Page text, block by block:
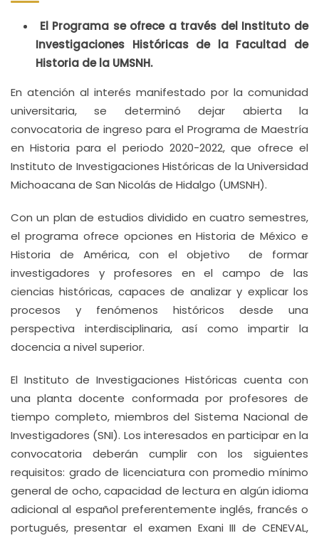
El Programa se ofrece a través del Instituto de
Investigaciones Históricas de la Facultad de
Historia de la UMSNH.
En atención al interés manifestado por la comunidad
universitaria, se determinó dejar abierta la
convocatoria de ingreso para el Programa de Maestría
en Historia para el periodo 2020-2022, que ofrece el
Instituto de Investigaciones Históricas de la Universidad
Michoacana de San Nicolás de Hidalgo (UMSNH).
Con un plan de estudios dividido en cuatro semestres,
el programa ofrece opciones en Historia de México e
Historia de América, con el objetivo de formar
investigadores y profesores en el campo de las
ciencias históricas, capaces de analizar y explicar los
procesos y fenómenos históricos desde una
perspectiva interdisciplinaria, así como impartir la
docencia a nivel superior.
El Instituto de Investigaciones Históricas cuenta con
una planta docente conformada por profesores de
tiempo completo, miembros del Sistema Nacional de
Investigadores (SNI). Los interesados en participar en la
convocatoria deberán cumplir con los siguientes
requisitos: grado de licenciatura con promedio mínimo
general de ocho, capacidad de lectura en algún idioma
adicional al español preferentemente inglés, francés o
portugués, presentar el examen Exani III de CENEVAL,